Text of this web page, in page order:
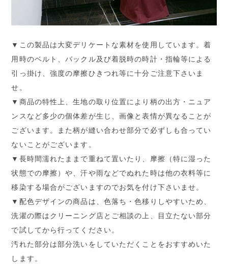
▼この製品は大変デリケートな素材を使用しています。着
用時のベルト、バックル及び着脱時の時計・指輪等による
引っ掛け、強度の摩擦ひきつれ等に十分ご注意下さいま
せ。
▼商品の特性上、生地の取り位置により柄の出方・ニュア
ンスなど多少の個体差が生じ、画像と表情が異なることが
ございます。また柄が縫い合わせ部分で必ずしも合ってい
ないことがございます。
▼長時間濡れたままで重ねて置いたり、摩擦（特に湿った
状態での摩擦）や、汗や雨などでぬれた時は他の衣料等に
移染する場合がございますのでお気を付け下さいませ。
▼配色デザインの商品は、色落ち・色移りしやすいため、
洗濯の際はクリーニング店とご相談の上、目立たない部分
で試してから行ってください。
汚れた部分は部分洗いをしていただくことをおすすめいた
します。